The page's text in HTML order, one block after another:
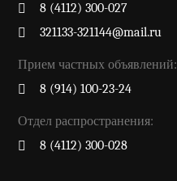
8 (4112) 300-027
321133-321144@mail.ru
Прием частных объявлений:
8 (914) 100-23-24
Отдел распространения:
8 (4112) 300-028